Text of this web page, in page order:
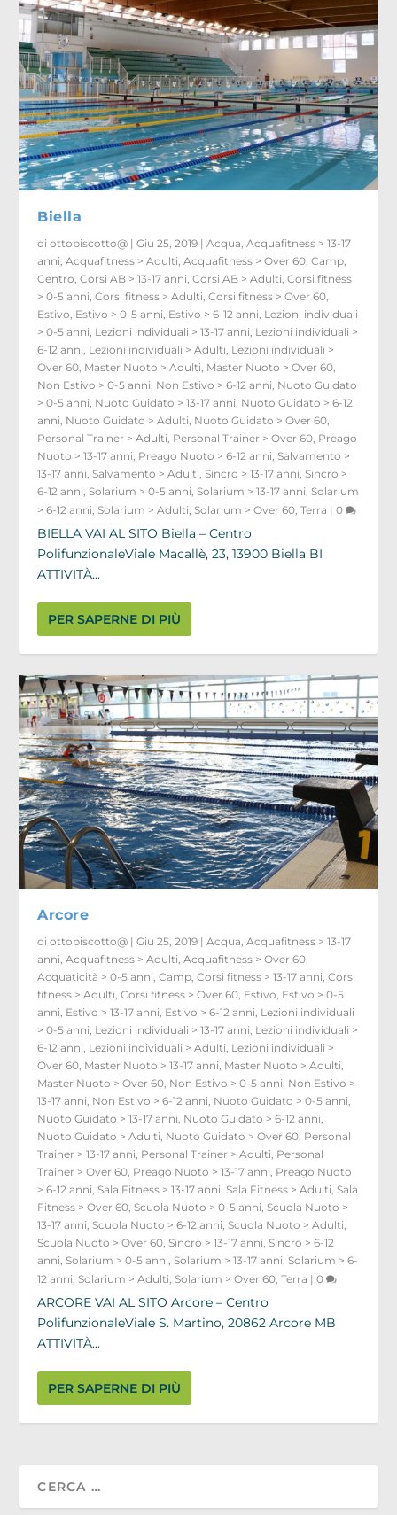
Biella
diottobiscotto@ |Giu 25, 2019 |Acqua ,Acquafitness > 13-17
anni ,Acquafitness > Adulti ,Acquafitness > Over 60 ,Camp
Centro ,Corsi AB > 13-17 anni ,Corsi AB > Adulti ,Corsi fitness
> 0-5 anni ,Corsi fitness > Adulti ,Corsi fitness > Over 60
Estivo Estivo > 0-5 anni Estivo > 6-12 anni Lezioni individuali
> 0-5 anni Lezioni individuali > 13-17 anni Lezioni individuali >
6-12 anni Lezioni individuali > Adulti Lezioni individuali >
Over 60 Master Nuoto > Adulti Master Nuoto > Over 60
Non Estivo > 0-5 anni Non Estivo > 6-12 anni Nuoto Guidato
> 0-5 anni Nuoto Guidato > 13-17 anni Nuoto Guidato > 6-12
anni Nuoto Guidato > Adulti Nuoto Guidato > Over 60
Personal Trainer > Adulti Personal Trainer > Over 60 Preago
Nuoto > 13-17 anni Preago Nuoto > 6-12 anni ,Salvamento >
13-17 anni ,Salvamento > Adulti ,Sincro > 13-17 anni ,Sincro >
6-12 anni ,Solarium > 0-5 anni ,Solarium > 13-17 anni ,Solarium
> 6-12 anni ,Solarium > Adulti ,Solarium > Over 60 ,Terra |0
BIELLA VAI AL SITO Biella – Centro
PolifunzionaleViale Macallè, 23, 13900 Biella BI
ATTIVITÀ...
PER SAPERNE DI PIÙ
Arcore
diottobiscotto@ |Giu 25, 2019 |Acqua,Acquafitness > 13-17
anni,Acquafitness > Adulti,Acquafitness > Over 60,
Acquaticità > 0-5 anni,Camp,Corsi fitness > 13-17 anni,Corsi
fitness > Adulti,Corsi fitness > Over 60, Estivo, Estivo > 0-5
anni, Estivo > 13-17 anni, Estivo > 6-12 anni, Lezioni individuali
> 0-5 anni, Lezioni individuali > 13-17 anni, Lezioni individuali >
6-12 anni, Lezioni individuali > Adulti, Lezioni individuali >
Over 60, Master Nuoto > 13-17 anni, Master Nuoto > Adulti,
Master Nuoto > Over 60, Non Estivo > 0-5 anni, Non Estivo >
13-17 anni, Non Estivo > 6-12 anni, Nuoto Guidato > 0-5 anni,
Nuoto Guidato > 13-17 anni, Nuoto Guidato > 6-12 anni,
Nuoto Guidato > Adulti, Nuoto Guidato > Over 60, Personal
Trainer > 13-17 anni, Personal Trainer > Adulti, Personal
Trainer > Over 60, Preago Nuoto > 13-17 anni, Preago Nuoto
> 6-12 anni,Sala Fitness > 13-17 anni,Sala Fitness > Adulti,Sala
Fitness > Over 60,Scuola Nuoto > 0-5 anni,Scuola Nuoto >
13-17 anni,Scuola Nuoto > 6-12 anni,Scuola Nuoto > Adulti,
Scuola Nuoto > Over 60,Sincro > 13-17 anni,Sincro > 6-12
anni,Solarium > 0-5 anni,Solarium > 13-17 anni,Solarium > 6-
12 anni,Solarium > Adulti,Solarium > Over 60,Terra |0
ARCORE VAI AL SITO Arcore – Centro
PolifunzionaleViale S. Martino, 20862 Arcore MB
ATTIVITÀ...
PER SAPERNE DI PIÙ